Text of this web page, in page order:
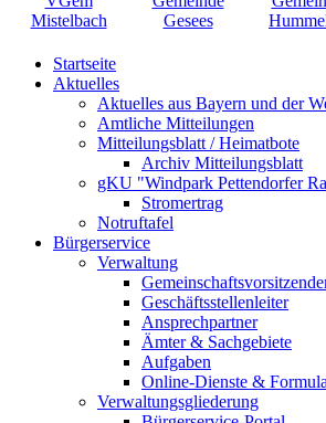
Startseite
Aktuelles
Aktuelles aus Bayern und der
Amtliche Mitteilungen
Mitteilungsblatt / Heimatbote
Archiv Mitteilungsblatt
gKU "Windpark Pettendorfer
Stromertrag
Notruftafel
Bürgerservice
Verwaltung
Geschäftsstellenleiter
Ansprechpartner
Ämter & Sachgebiete
Aufgaben
Online-Dienste &
Verwaltungsgliederung